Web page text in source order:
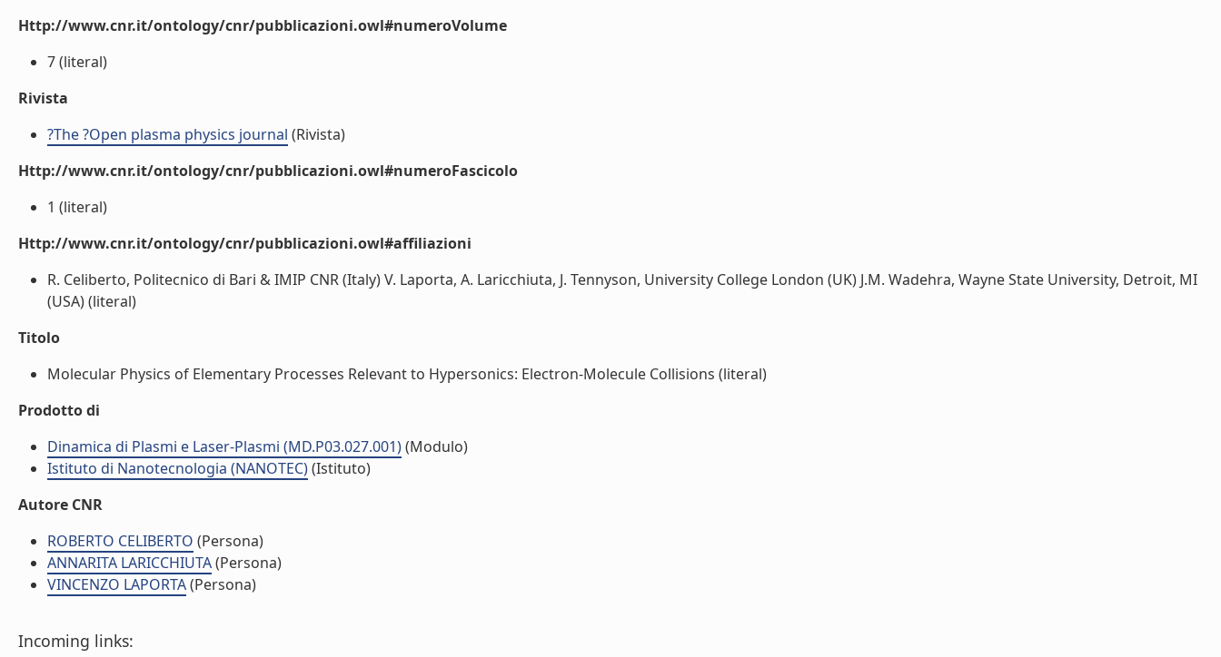
Http://www.cnr.it/ontology/cnr/pubblicazioni.owl#numeroVolume
7 (literal)
Rivista
?The ?Open plasma physics journal (Rivista)
Http://www.cnr.it/ontology/cnr/pubblicazioni.owl#numeroFascicolo
1 (literal)
Http://www.cnr.it/ontology/cnr/pubblicazioni.owl#affiliazioni
R. Celiberto, Politecnico di Bari & IMIP CNR (Italy) V. Laporta, A. Laricchiuta, J. Tennyson, University College London (UK) J.M. Wadehra, Wayne State University, Detroit, MI
(USA) (literal)
Titolo
Molecular Physics of Elementary Processes Relevant to Hypersonics: Electron-Molecule Collisions (literal)
Prodotto di
Dinamica di Plasmi e Laser-Plasmi (MD.P03.027.001)(Modulo)
Istituto di Nanotecnologia (NANOTEC)(Istituto)
Autore CNR
ROBERTO CELIBERTO (Persona)
ANNARITA LARICCHIUTA(Persona)
VINCENZO LAPORTA(Persona)
Incoming links: